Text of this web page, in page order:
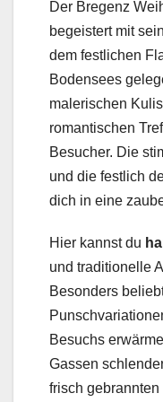
Der Bregenz
begeistert mit
dem festlichen
Bodensees
malerischen
romantischen
Besucher. Die
und die festlich
dich in eine
Hier kannst du
und traditionelle
Besonders
Besuchs
Gassen
frisch